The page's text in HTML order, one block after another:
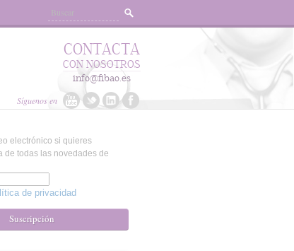
Síguenos en
CONTACTA
CON NOSOTROS
info@fibao.es
electrónico si quieres
de todas las novedades de
de privacidad
Suscripción